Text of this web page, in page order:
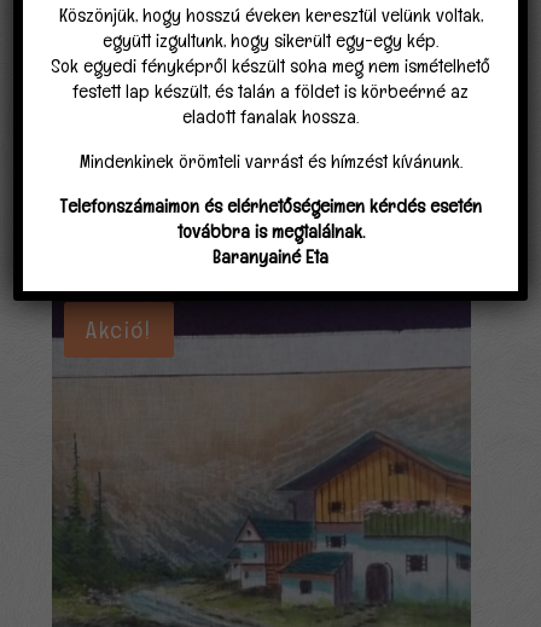
és kezeli adataimat azAdatvédelmi
nyilatkozatban találhatóak szerint.*
Kapcsolódó termékek
Akció!
Köszönjük, hogy hosszú éveken keresztül velünk voltak,
együtt izgultunk, hogy sikerült egy-egy kép.
Sok egyedi fényképről készült soha meg nem ismételhető
festett lap készült, és talán a földet is körbeérné az
eladott fanalak hossza.
Mindenkinek örömteli varrást és hímzést kívánunk.
Telefonszámaimon és elérhetőségeimen kérdés esetén
továbbra is megtalálnak.
Baranyainé Eta